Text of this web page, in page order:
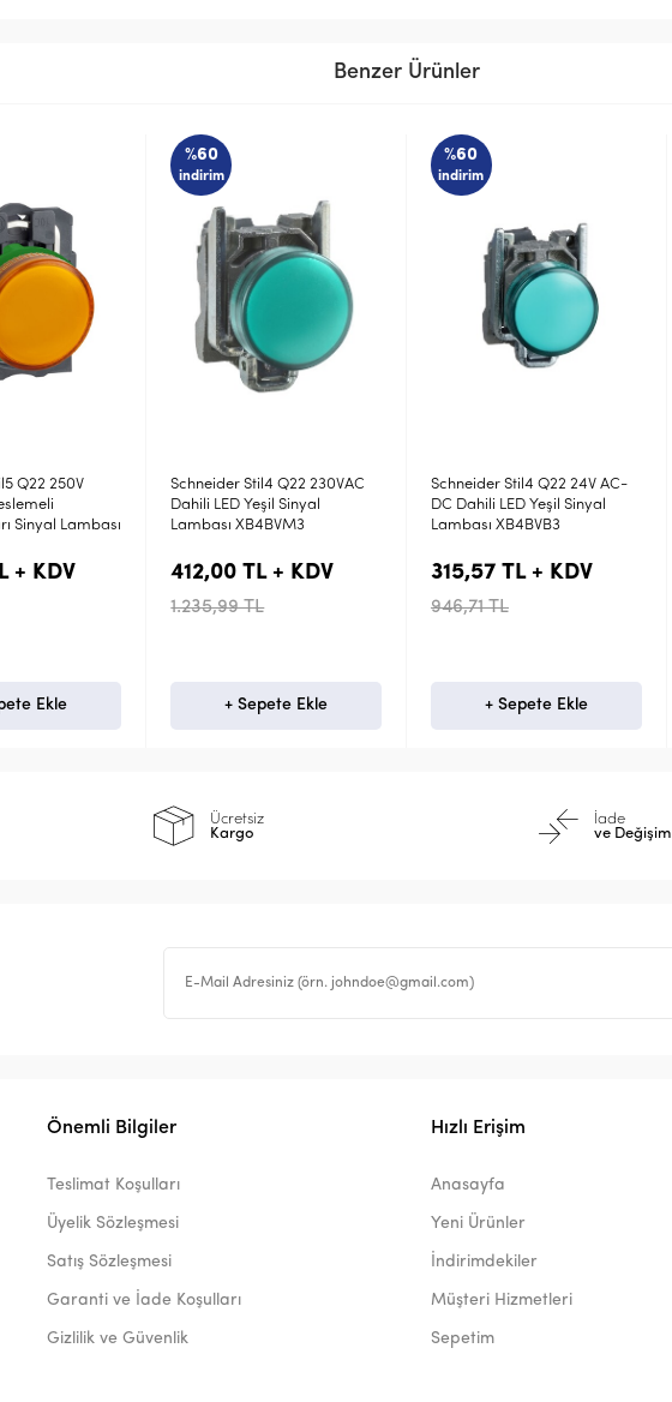
Benzer Ürünler
Q22 230VAC
Sinyal
+ KDV
Ekle
%60
indirim
Schneider Stil4 Q22 24V AC-
DC Dahili LED Yeşil Sinyal
Lambası XB4BVB3
315,57 TL + KDV
946,71 TL
+ Sepete Ekle
%60
indirim
Schneider Stil4 Q22 24V AC-
DC Dahili LED Mavi Sinyal
Lambası XB4BVB6
315,57 TL + KDV
946,71 TL
+ Sepete Ekle
Ücretsiz
Kargo
İade
ve Değişim
Önemli Bilgiler
Teslimat Koşulları
Üyelik Sözleşmesi
Satış Sözleşmesi
Garanti ve İade Koşulları
Gizlilik ve Güvenlik
Hızlı Erişim
Anasayfa
Yeni Ürünler
İndirimdekiler
Müşteri Hizmetleri
Sepetim